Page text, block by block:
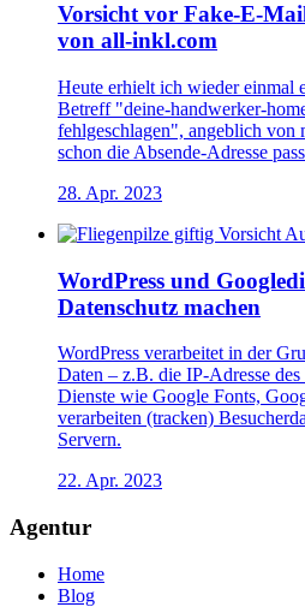
Vorsicht vor Fake-E-
von all-inkl.com
Heute erhielt ich wieder einmal
Betreff "deine-handwerker-
fehlgeschlagen", angeblich von
schon die Absende-Adresse
28. Apr. 2023
WordPress und
Datenschutz machen
WordPress verarbeitet in der
Daten – z.B. die IP-Adresse
Dienste wie Google Fonts,
verarbeiten (tracken)
Servern.
22. Apr. 2023
Agentur
Home
Blog